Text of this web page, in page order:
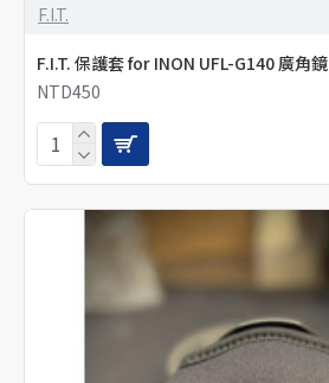
F.I.T.
F.I.T. 保護套 for INON UFL-G140 廣角鏡
NTD450